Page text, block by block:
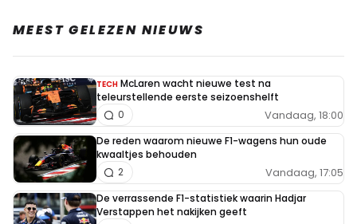
MEEST GELEZEN NIEUWS
TECH McLaren wacht nieuwe test na
teleurstellende eerste seizoenshelft
Vandaag, 18:00
0
De reden waarom nieuwe F1-wagens hun oude
kwaaltjes behouden
Vandaag, 17:05
2
De verrassende F1-statistiek waarin Hadjar
Verstappen het nakijken geeft